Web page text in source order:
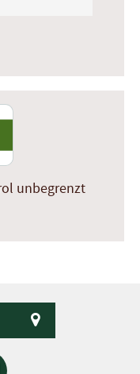
unbegrenzt